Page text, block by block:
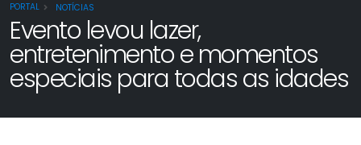
PORTAL NOTÍCIAS
Evento levou lazer,
entretenimento e momentos
especiais para todas as idades